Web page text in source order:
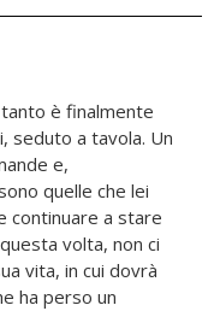
è finalmente
seduto a tavola. Un
e,
quelle che lei
continuare a stare
volta, non ci
vita, in cui dovrà
ha perso un